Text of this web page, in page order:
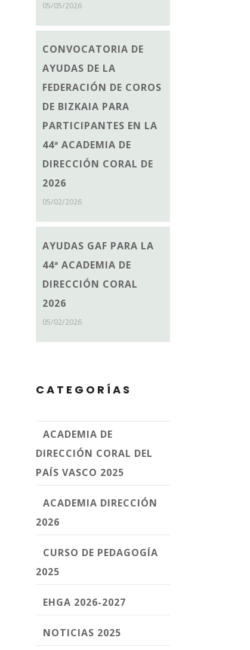
05/05/2026
CONVOCATORIA DE
AYUDAS DE LA
FEDERACIÓN DE COROS
DE BIZKAIA PARA
PARTICIPANTES EN LA
44ª ACADEMIA DE
DIRECCIÓN CORAL DE
2026
05/02/2026
AYUDAS GAF PARA LA
44ª ACADEMIA DE
DIRECCIÓN CORAL
2026
05/02/2026
CATEGORÍAS
ACADEMIA DE
DIRECCIÓN CORAL DEL
PAÍS VASCO 2025
ACADEMIA DIRECCIÓN
2026
CURSO DE PEDAGOGÍA
2025
EHGA 2026-2027
NOTICIAS 2025